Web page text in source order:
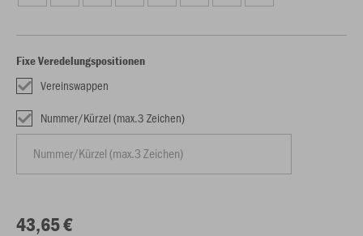
Fixe Veredelungspositionen
Vereinswappen
Nummer/Kürzel (max.3 Zeichen)
43,65 €